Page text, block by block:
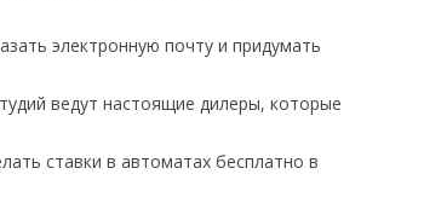
электронную почту и придумать
ведут настоящие дилеры, которые
ставки в автоматах бесплатно в